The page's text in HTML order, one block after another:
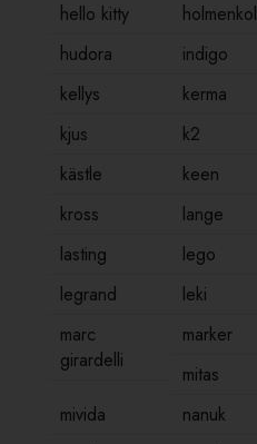
hello kitty
holmenkol
hudora
indigo
kellys
kerma
kjus
k2
kästle
keen
kross
lange
lasting
lego
legrand
leki
marc
girardelli
marker
mitas
mivida
nanuk